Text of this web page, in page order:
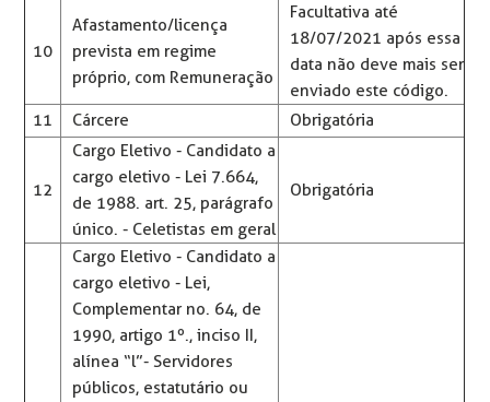
10
Afastamento/licença
prevista em regime
próprio, com Remuneração
Facultativa até
18/07/2021 após essa
data não deve mais ser
enviado este código.
11
Cárcere Obrigatória
12
Cargo Eletivo - Candidato a
cargo eletivo - Lei 7.664,
de 1988. art. 25, parágrafo
único. - Celetistas em geral
Obrigatória
Cargo Eletivo - Candidato a
cargo eletivo - Lei,
Complementar no. 64, de
1990, artigo 1º., inciso II,
alínea “l”- Servidores
públicos, estatutário ou